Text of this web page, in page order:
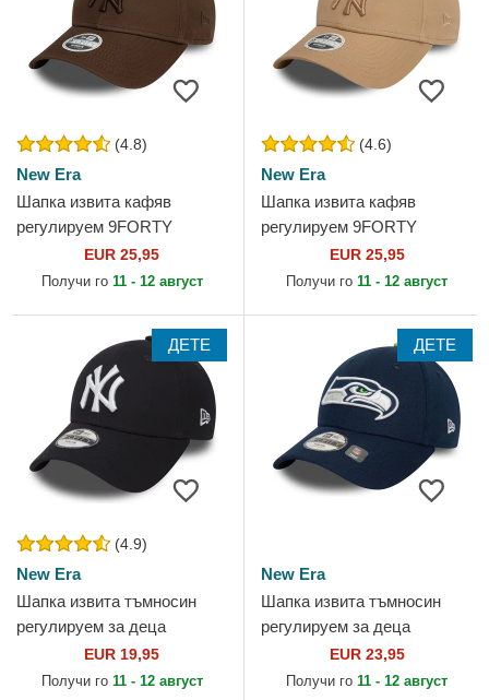
(4.8)
New Era
Шапка извита кафяв
регулируем 9FORTY
League Essential на New
York Yankees MLB от New
EUR 25,95
Получи го 11 - 12 август
(4.6)
New Era
Шапка извита кафяв
регулируем 9FORTY
League Essential на New
York Yankees MLB от New
EUR 25,95
Получи го 11 - 12 август
ДЕТЕ
(4.9)
New Era
Шапка извита тъмносин
регулируем за деца
9FORTY Essential на New
York Yankees MLB от New
EUR 19,95
Получи го 11 - 12 август
ДЕТЕ
New Era
Шапка извита тъмносин
регулируем за деца
9FORTY The League на
Seattle Seahawks NFL от
EUR 23,95
Получи го 11 - 12 август